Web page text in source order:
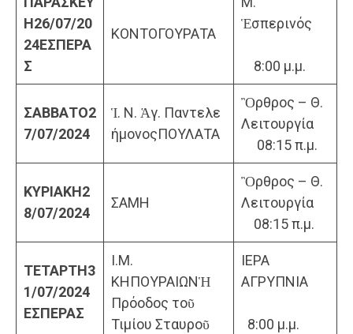
Η26/07/20
24ΕΣΠΕΡΑ
Σ
ΚΟΝΤΟΓΟΥΡΑΤΑ
Ἑσπερινός
8:00 μ.μ.
ΣΑΒΒΑΤΟ2
7/07/2024
Ἱ. Ν. Ἁγ. Παντελε
ήμονοςΠΟΥΛΑΤΑ
Ὂρθρος – Θ.
Λειτουργία
08:15 π.μ.
ΚΥΡΙΑΚΗ2
8/07/2024
ΣΑΜΗ
Ὂρθρος – Θ.
Λειτουργία
08:15 π.μ.
ΤΕΤΑΡΤΗ3
1/07/2024
ΕΣΠΕΡΑΣ
Ι.Μ.
ΚΗΠΟΥΡΑΙΩΝἩ
Πρόοδος τοῦ
Τιμίου Σταυροῦ
ΙΕΡΑ
ΑΓΡΥΠΝΙΑ
8:00 μ.μ.